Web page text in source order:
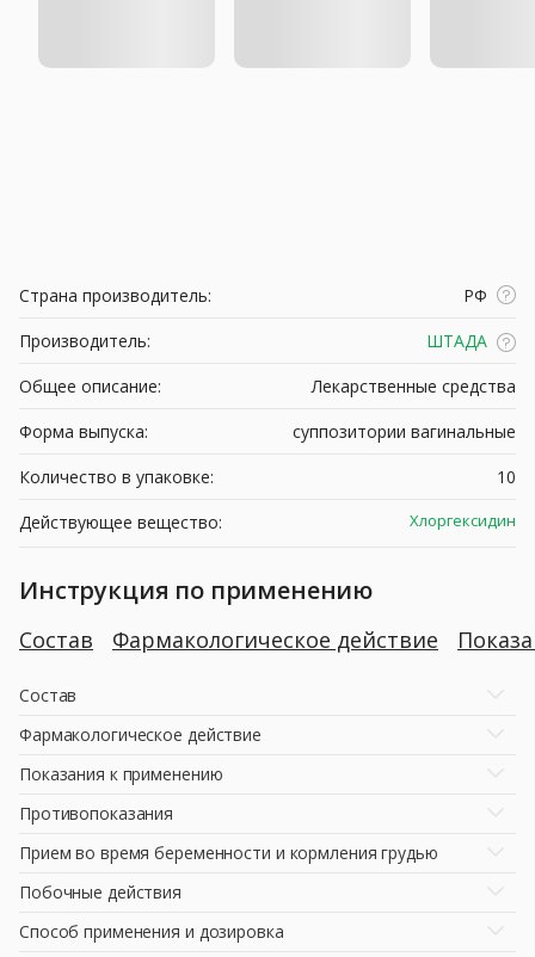
Страна производитель:
РФ
Производитель:
ШТАДА
Общее описание:
Лекарственные средства
Форма выпуска:
суппозитории вагинальные
Количество в упаковке:
10
Действующее вещество:
Хлоргексидин
Инструкция по применению
Состав Фармакологическое действие
Состав
Фармакологическое действие
Показания к применению
Противопоказания
Прием во время беременности и кормления грудью
Побочные действия
Способ применения и дозировка